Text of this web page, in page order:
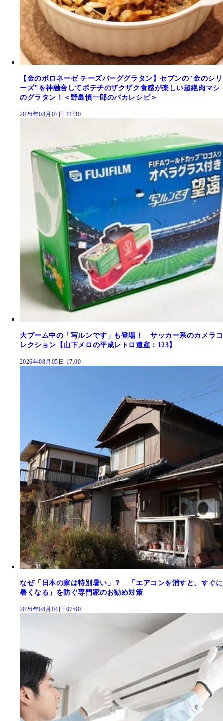
【金のボロネーゼ チーズバーググラタン】セブンの"金のシリ
ーズ"を神融合してポテチのザクザク食感が楽しい超絶肉マシ
のグラタン！＜野島慎一郎のバカレシピ＞
2026年08月07日 11:30
大ブーム中の「写ルンです」も登場！ サッカー系のカメラコ
レクション【山下メロの平成レトロ遺産：123】
2026年08月05日 17:00
なぜ「日本の家は特別暑い」？ 「エアコンを消すと、すぐに
暑くなる」を防ぐ専門家のお勧め対策
2026年08月04日 07:00